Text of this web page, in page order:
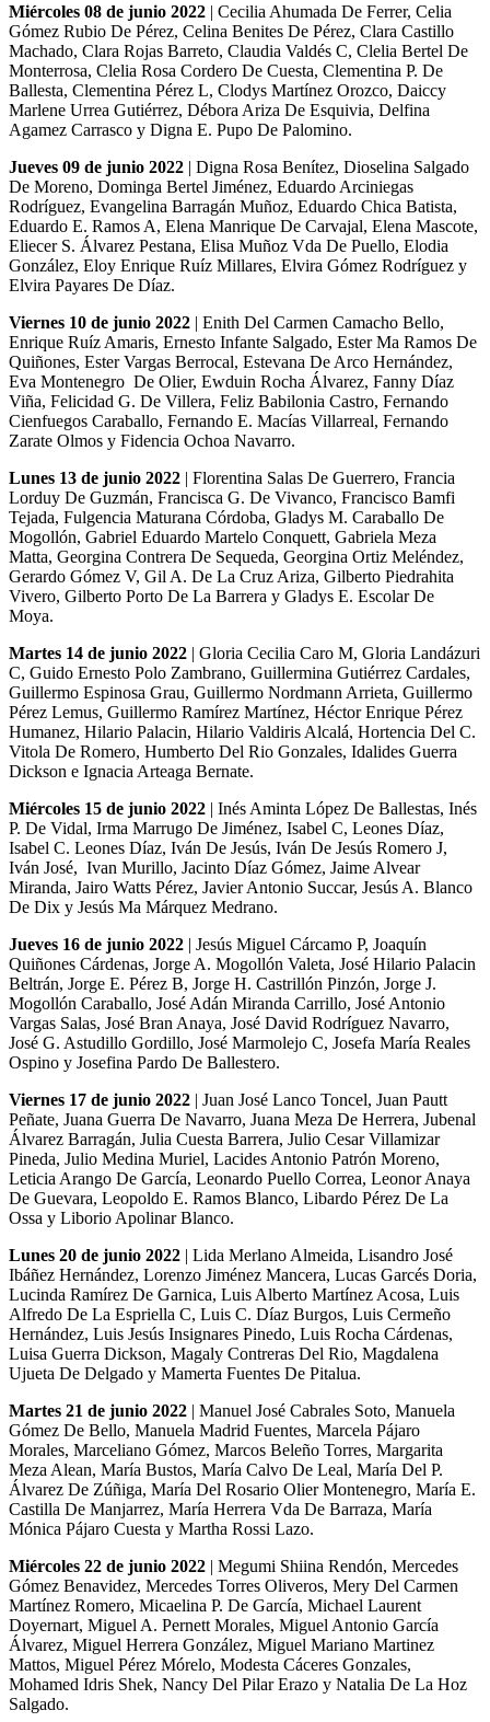
Miércoles 08 de junio 2022 | Cecilia Ahumada De Ferrer, Celia
Gómez Rubio De Pérez, Celina Benites De Pérez, Clara Castillo
Machado, Clara Rojas Barreto, Claudia Valdés C, Clelia Bertel De
Monterrosa, Clelia Rosa Cordero De Cuesta, Clementina P. De
Ballesta, Clementina Pérez L, Clodys Martínez Orozco, Daiccy
Marlene Urrea Gutiérrez, Débora Ariza De Esquivia, Delfina
Agamez Carrasco y Digna E. Pupo De Palomino.
Jueves 09 de junio 2022 | Digna Rosa Benítez, Dioselina Salgado
De Moreno, Dominga Bertel Jiménez, Eduardo Arciniegas
Rodríguez, Evangelina Barragán Muñoz, Eduardo Chica Batista,
Eduardo E. Ramos A, Elena Manrique De Carvajal, Elena Mascote,
Eliecer S. Álvarez Pestana, Elisa Muñoz Vda De Puello, Elodia
González, Eloy Enrique Ruíz Millares, Elvira Gómez Rodríguez y
Elvira Payares De Díaz.
Viernes 10 de junio 2022 | Enith Del Carmen Camacho Bello,
Enrique Ruíz Amaris, Ernesto Infante Salgado, Ester Ma Ramos De
Quiñones, Ester Vargas Berrocal, Estevana De Arco Hernández,
Eva Montenegro De Olier, Ewduin Rocha Álvarez, Fanny Díaz
Viña, Felicidad G. De Villera, Feliz Babilonia Castro, Fernando
Cienfuegos Caraballo, Fernando E. Macías Villarreal, Fernando
Zarate Olmos y Fidencia Ochoa Navarro.
Lunes 13 de junio 2022 | Florentina Salas De Guerrero, Francia
Lorduy De Guzmán, Francisca G. De Vivanco, Francisco Bamfi
Tejada, Fulgencia Maturana Córdoba, Gladys M. Caraballo De
Mogollón, Gabriel Eduardo Martelo Conquett, Gabriela Meza
Matta, Georgina Contrera De Sequeda, Georgina Ortiz Meléndez,
Gerardo Gómez V, Gil A. De La Cruz Ariza, Gilberto Piedrahita
Vivero, Gilberto Porto De La Barrera y Gladys E. Escolar De
Moya.
Martes 14 de junio 2022 | Gloria Cecilia Caro M, Gloria Landázuri
C, Guido Ernesto Polo Zambrano, Guillermina Gutiérrez Cardales,
Guillermo Espinosa Grau, Guillermo Nordmann Arrieta, Guillermo
Pérez Lemus, Guillermo Ramírez Martínez, Héctor Enrique Pérez
Humanez, Hilario Palacin, Hilario Valdiris Alcalá, Hortencia Del C.
Vitola De Romero, Humberto Del Rio Gonzales, Idalides Guerra
Dickson e Ignacia Arteaga Bernate.
Miércoles 15 de junio 2022 | Inés Aminta López De Ballestas, Inés
P. De Vidal, Irma Marrugo De Jiménez, Isabel C, Leones Díaz,
Isabel C. Leones Díaz, Iván De Jesús, Iván De Jesús Romero J,
Iván José, Ivan Murillo, Jacinto Díaz Gómez, Jaime Alvear
Miranda, Jairo Watts Pérez, Javier Antonio Succar, Jesús A. Blanco
De Dix y Jesús Ma Márquez Medrano.
Jueves 16 de junio 2022 | Jesús Miguel Cárcamo P, Joaquín
Quiñones Cárdenas, Jorge A. Mogollón Valeta, José Hilario Palacin
Beltrán, Jorge E. Pérez B, Jorge H. Castrillón Pinzón, Jorge J.
Mogollón Caraballo, José Adán Miranda Carrillo, José Antonio
Vargas Salas, José Bran Anaya, José David Rodríguez Navarro,
José G. Astudillo Gordillo, José Marmolejo C, Josefa María Reales
Ospino y Josefina Pardo De Ballestero.
Viernes 17 de junio 2022 | Juan José Lanco Toncel, Juan Pautt
Peñate, Juana Guerra De Navarro, Juana Meza De Herrera, Jubenal
Álvarez Barragán, Julia Cuesta Barrera, Julio Cesar Villamizar
Pineda, Julio Medina Muriel, Lacides Antonio Patrón Moreno,
Leticia Arango De García, Leonardo Puello Correa, Leonor Anaya
De Guevara, Leopoldo E. Ramos Blanco, Libardo Pérez De La
Ossa y Liborio Apolinar Blanco.
Lunes 20 de junio 2022 | Lida Merlano Almeida, Lisandro José
Ibáñez Hernández, Lorenzo Jiménez Mancera, Lucas Garcés Doria,
Lucinda Ramírez De Garnica, Luis Alberto Martínez Acosa, Luis
Alfredo De La Espriella C, Luis C. Díaz Burgos, Luis Cermeño
Hernández, Luis Jesús Insignares Pinedo, Luis Rocha Cárdenas,
Luisa Guerra Dickson, Magaly Contreras Del Rio, Magdalena
Ujueta De Delgado y Mamerta Fuentes De Pitalua.
Martes 21 de junio 2022 | Manuel José Cabrales Soto, Manuela
Gómez De Bello, Manuela Madrid Fuentes, Marcela Pájaro
Morales, Marceliano Gómez, Marcos Beleño Torres, Margarita
Meza Alean, María Bustos, María Calvo De Leal, María Del P.
Álvarez De Zúñiga, María Del Rosario Olier Montenegro, María E.
Castilla De Manjarrez, María Herrera Vda De Barraza, María
Mónica Pájaro Cuesta y Martha Rossi Lazo.
Miércoles 22 de junio 2022 | Megumi Shiina Rendón, Mercedes
Gómez Benavidez, Mercedes Torres Oliveros, Mery Del Carmen
Martínez Romero, Micaelina P. De García, Michael Laurent
Doyernart, Miguel A. Pernett Morales, Miguel Antonio García
Álvarez, Miguel Herrera González, Miguel Mariano Martinez
Mattos, Miguel Pérez Mórelo, Modesta Cáceres Gonzales,
Mohamed Idris Shek, Nancy Del Pilar Erazo y Natalia De La Hoz
Salgado.